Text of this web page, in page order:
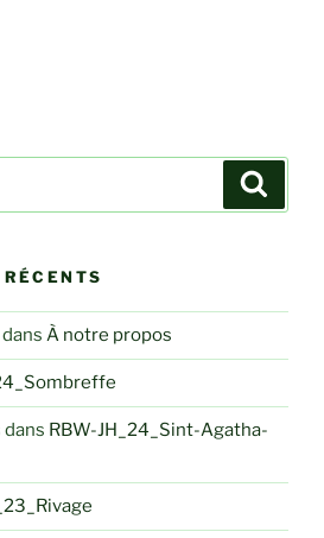
dans À notre propos
dans RBW-JH_24_Sint-Agatha-